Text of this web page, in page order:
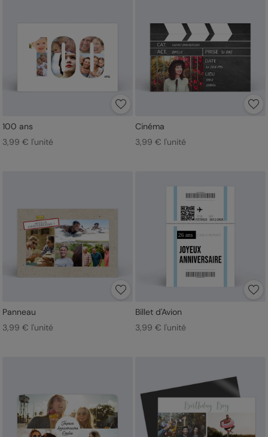
100 ans
3,99 € l'unité
Cinéma
3,99 € l'unité
Panneau
3,99 € l'unité
Billet d'Avion
3,99 € l'unité